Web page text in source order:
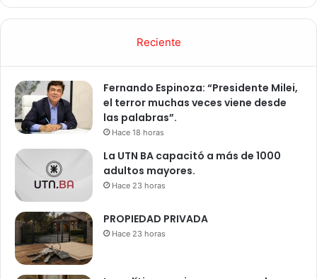
Reciente
Fernando Espinoza: “Presidente Milei,
el terror muchas veces viene desde
las palabras”.
Hace 18 horas
La UTN BA capacitó a más de 1000
adultos mayores.
Hace 23 horas
PROPIEDAD PRIVADA
Hace 23 horas